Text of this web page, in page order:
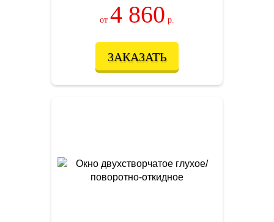
от 4 860 р.
ЗАКАЗАТЬ